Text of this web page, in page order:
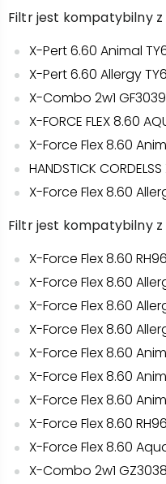
Filtr jest kompatybilny z
X-Pert 6.60 Animal
X-Pert 6.60 Allergy
X-Combo 2w1
X-FORCE FLEX 8.60
X-Force Flex 8.60
HANDSTICK
X-Force Flex 8.60
Filtr jest kompatybilny z
X-Force Flex 8.60
X-Force Flex 8.60
X-Force Flex 8.60
X-Force Flex 8.60
X-Force Flex 8.60
X-Force Flex 8.60
X-Force Flex 8.60
X-Force Flex 8.60
X-Force Flex 8.60
X-Combo 2w1 GZ3038